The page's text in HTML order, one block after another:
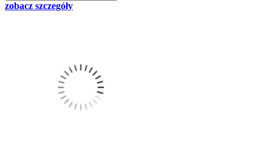
zobacz szczegóły